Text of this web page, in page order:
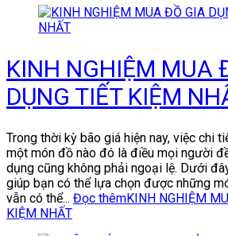
KINH NGHIỆM MUA
DỤNG TIẾT KIỆM
Trong thời kỳ bão giá hiện nay, việc chi
một món đồ nào đó là điều mọi người
dụng cũng không phải ngoại lệ. Dưới
giúp bạn có thể lựa chọn được những
vẫn có thể... Đọc thêmKINH NGHIỆM
KIỆM NHẤT